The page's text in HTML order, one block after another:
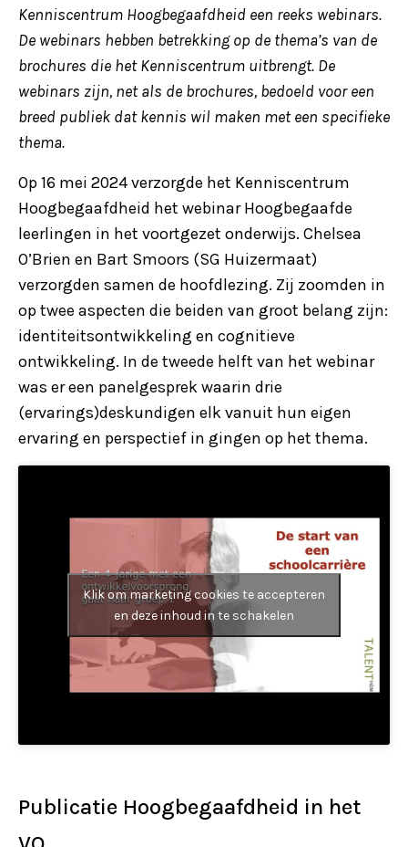
Kenniscentrum Hoogbegaafdheid een reeks webinars.
De webinars hebben betrekking op de thema’s van de
brochures die het Kenniscentrum uitbrengt. De
webinars zijn, net als de brochures, bedoeld voor een
breed publiek dat kennis wil maken met een specifieke
thema.
Op 16 mei 2024 verzorgde het Kenniscentrum
Hoogbegaafdheid het webinar Hoogbegaafde
leerlingen in het voortgezet onderwijs. Chelsea
O’Brien en Bart Smoors (SG Huizermaat)
verzorgden samen de hoofdlezing. Zij zoomden in
op twee aspecten die beiden van groot belang zijn:
identiteitsontwikkeling en cognitieve
ontwikkeling. In de tweede helft van het webinar
was er een panelgesprek waarin drie
(ervarings)deskundigen elk vanuit hun eigen
ervaring en perspectief in gingen op het thema.
Klik om marketing cookies te accepteren
en deze inhoud in te schakelen
Publicatie Hoogbegaafdheid in het